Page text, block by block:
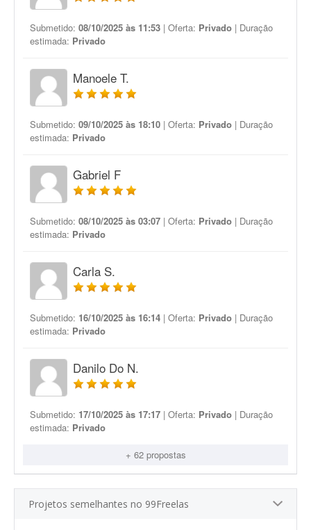
Submetido: 08/10/2025 às 11:53 | Oferta: Privado | Duração
estimada: Privado
Manoele T.
Submetido: 09/10/2025 às 18:10 | Oferta: Privado | Duração
estimada: Privado
Gabriel F
Submetido: 08/10/2025 às 03:07 | Oferta: Privado | Duração
estimada: Privado
Carla S.
Submetido: 16/10/2025 às 16:14 | Oferta: Privado | Duração
estimada: Privado
Danilo Do N.
Submetido: 17/10/2025 às 17:17 | Oferta: Privado | Duração
estimada: Privado
+ 62 propostas
Projetos semelhantes no 99Freelas